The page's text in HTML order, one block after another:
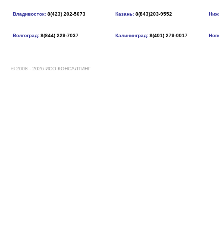
Владивосток: 8(423) 202-5073 Казань: 8(843)203-9552
Волгоград: 8(844) 229-7037 Калининград: 8(401) 279-0017
© 2008 - 2026 ИСО КОНСАЛТИНГ